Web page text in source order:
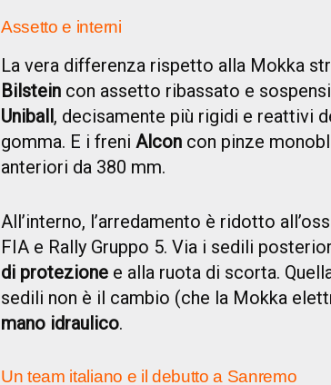
Assetto e interni
La vera differenza rispetto alla Mokka
Bilstein con assetto ribassato e
Uniball, decisamente più rigidi e reattivi
gomma. E i freni Alcon con pinze
anteriori da 380 mm.
All’interno, l’arredamento è ridotto
FIA e Rally Gruppo 5. Via i sedili
di protezione e alla ruota di scorta.
sedili non è il cambio (che la Mokka
mano idraulico.
Un team italiano e il debutto a Sanremo